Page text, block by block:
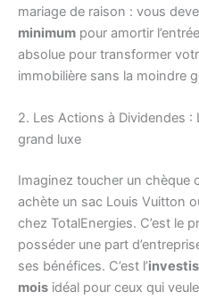
mariage de raison : vous
minimum pour amortir
absolue pour transformer
immobilière sans la moindre
2. Les Actions à Dividendes :
grand luxe
Imaginez toucher un chèque
achète un sac Louis Vuitton
chez TotalEnergies. C’est le
posséder une part
ses bénéfices. C’est l’
mois idéal pour ceux qui